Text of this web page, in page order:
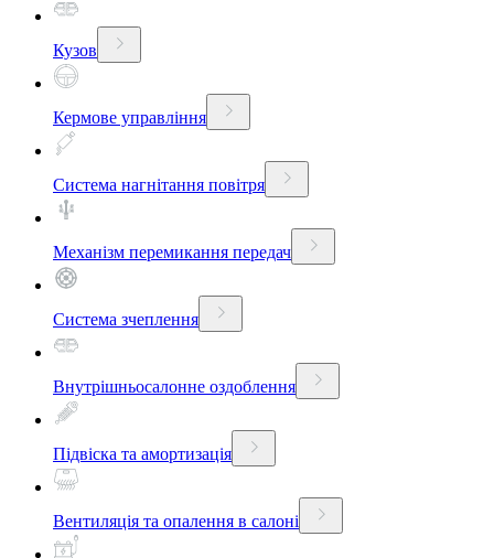
Кузов
Кермове управління
Система нагнітання повітря
Механізм перемикання передач
Система зчеплення
Внутрішньосалонне оздоблення
Підвіска та амортизація
Вентиляція та опалення в салоні